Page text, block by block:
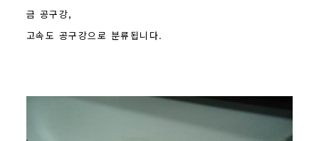
금 공구강,
고속도 공구강으로 분류됩니다.